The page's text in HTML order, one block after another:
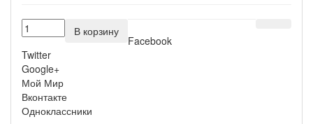
В корзину
Facebook
Twitter
Google+
Мой Мир
Вконтакте
Одноклассники